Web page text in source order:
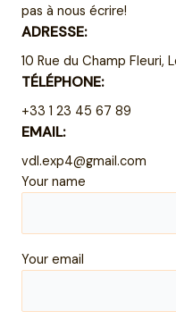
pas à nous écrire!
ADRESSE:
10 Rue du Champ Fleuri,
TÉLÉPHONE:
+33 1 23 45 67 89
EMAIL:
vdl.exp4@gmail.com
Your name
Your email